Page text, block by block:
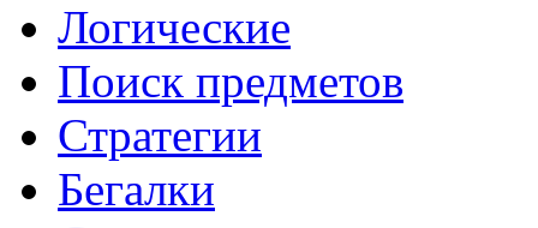
Логические
Поиск предметов
Стратегии
Бегалки